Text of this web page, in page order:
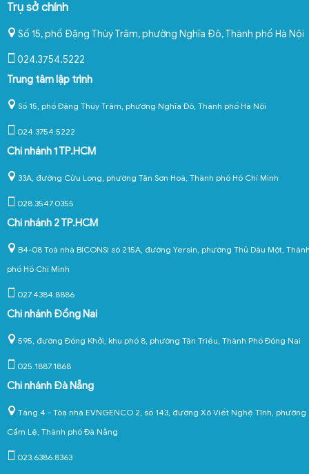
Trụ sở chính
Số 15, phố Đặng Thùy Trâm, phường Nghĩa Đô,Thành phố Hà Nội
024.3754.5222
Trung tâm lập trình
Số 15, phố Đặng Thùy Trâm, phường Nghĩa Đô, Thành phố Hà Nội
024.3754.5222
Chi nhánh 1 TP.HCM
33A, đường Cửu Long, phường Tân Sơn Hoà, Thành phố Hồ Chí Minh
028.3547.0355
Chi nhánh 2 TP.HCM
B4-08 Toà nhà BICONSI số 215A, đường Yersin, phường Thủ Dầu Một,
phố Hồ Chí Minh
027.4384.8886
Chi nhánh Đồng Nai
595, đường Đồng Khởi, khu phố 8, phường Tân Triều, Thành Phố Đồng Nai
025.1887.1868
Chi nhánh Đà Nẵng
Tầng 4 - Tòa nhà EVNGENCO 2, số 143, đường Xô Viết Nghệ Tĩnh, phường
Cẩm Lệ, Thành phố Đà Nẵng
023.6386.8363